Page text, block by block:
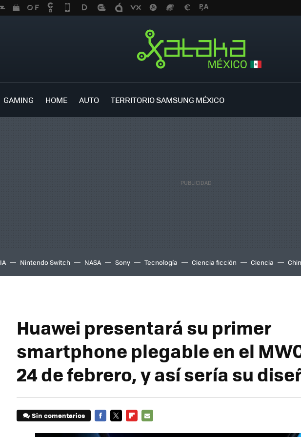
GAMING HOME AUTO TERRITORIO SAMSUNG MÉXICO
IA Nintendo Switch NASA Sony Tecnología Ciencia ficción Ciencia
Huawei presentará su primer
smartphone plegable en el
24 de febrero, y así sería su
Sin comentarios